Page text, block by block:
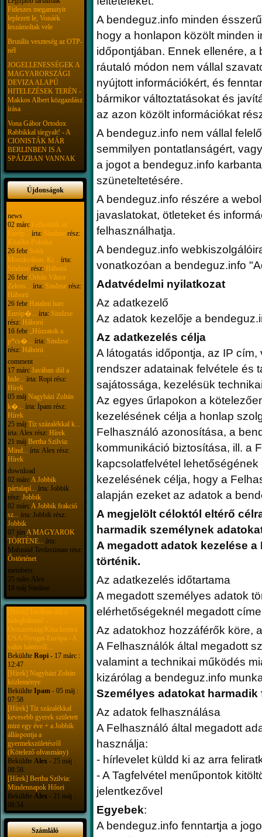
Fideszes megamutyit
leplezett le, Vonáék
leszámoltak vele
Brutális veszteség az OTP-
nél
JOGELLENESSÉGEK A
MAGYARORSZÁGI
DEVIZA ALAPÚ
HITELEZÉSEK TERÉN -
Makkos Albert közgazdász
írása
Vona Gábor Ortodox
Rabbikkal tárgyalt! - A
CIONISTÁK MÁR
BERLINBEN IS A
SPÁJZBAN VANNAK
Újdonságok
news
02 márc
Felbomlik az
Európ...
írta: Sindzse rész:
Közélet-Politika
26 febr Sokk
Moszkvában: Ki...
írta:
Sindzse rész: Háború
26 febr Orbán Viktor
Zelens...
írta: Sindzse rész:
Háború
26 febr Hatalmi harc
Európ�...
írta: Sindzse
rész: Háború
16 febr
„Húzzatok a
p*cs�...
írta: Sindzse
rész: Háború
comment
17 márc Javában dúl a
hide...
írta: Ropi rész:
Hírek
05 máj Nagyházi Zoltán
k�...
írta: Ipam rész:
Hírek
25 máj Tíz százalékkal k...
írta: Alex rész: Hírek
21 máj Bertha Szilvia:
Mind...
írta: Alex rész:
Hírek
download
02 márc A Jobbik
pártalapí...
írta: Jobbik
rész: Jobbik
02 márc A Jobbik frakció
sz...
írta: Jobbik rész:
Jobbik
07 jún A MAGYAROK
TÖRTÉNE...
írta:
Mahmúd Terdzsüman rész:
Őstörténet
members
25 márc Alex
18 máj Sindzse
[Hírek] Javában dúl a
hidegháború! -
Oroszország/Kína kontra
USA/Nyugat-Európa - A
valós háttérről....
Beküldte Ropi - 17 márc :
12:47
[Hírek] Nagyházi Zoltán
közleménye
Beküldte Ipam - 05 máj :
07:58
[Hírek] Tíz százalékkal
kevesebb gyerek született
mint egy éve + a Jobbik
álláspontja a
gyermekszületésről
(Kötelező olvasmány)
Beküldte Alex - 25 máj :
08:58
[Hírek] Bertha Szilvia:
Mindennapok Hősei
Beküldte Alex - 21 máj :
08:54
Számláló
A bendeguz.info minden
hogy a honlapon közölt minden
időpontjában. Ennek ellenére,
ráutaló módon nem vállal
nyújtott információkért, és
bármikor változtatásokat és
az azon közölt információkat
A bendeguz.info nem vállal
semmilyen pontatlanságért,
a jogot a bendeguz.info
szüneteltetésére.
A bendeguz.info részére a
javaslatokat, ötleteket és
felhasználhatja.
A bendeguz.info
vonatkozóan a bendeguz.info
Adatvédelmi nyilatkozat
Az adatkezelő
Az adatok kezelője a
Az adatkezelés célja
A látogatás időpontja, az IP
rendszer adatainak felvétele és
sajátossága, kezelésük
Az egyes űrlapokon a
kezelésének célja a honlap
Felhasználó azonosítása, a
kommunikáció biztosítása, ill. a
kapcsolatfelvétel
kezelésének célja, hogy a
alapján ezeket az adatok a
A megjelölt céloktól eltérő
harmadik személynek
A megadott adatok kezelése
történik.
Az adatkezelés időtartama
A megadott személyes adatok
elérhetőségeknél megadott
Az adatokhoz hozzáférők köre,
A Felhasználók által megadott
valamint a technikai működés
kizárólag a bendeguz.info
Személyes adatokat
Az adatok felhasználása
A Felhasználó által megadott
használja:
- hírlevelet küldd ki az arra
- A Tagfelvétel menűpontok
jelentkezővel
Egyebek:
A bendeguz.info fenntartja a